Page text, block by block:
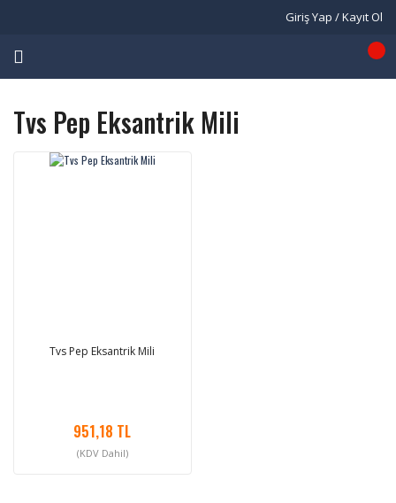
Giriş Yap / Kayıt Ol
Tvs Pep Eksantrik Mili
Tvs Pep Eksantrik Mili
951,18 TL
(KDV Dahil)